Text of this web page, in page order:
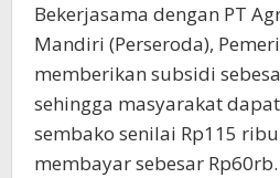
Bekerjasama dengan PT
Mandiri (Perseroda),
memberikan subsidi
sehingga masyarakat
sembako senilai Rp115
membayar sebesar Rp60rb.